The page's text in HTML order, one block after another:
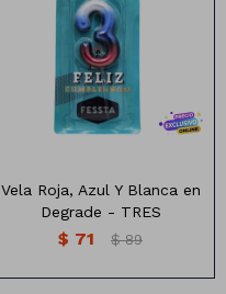
Vela Roja, Azul Y Blanca en
Degrade - TRES
$ 71 $ 89